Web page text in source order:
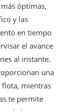
más óptimas,
y las
en tiempo
el avance
al instante.
una
flota, mientras
te permite